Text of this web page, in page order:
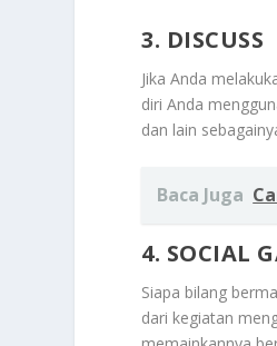
3. DISCUSS
Jika Anda
diri Anda
dan lain
Baca Juga
4. SOCIAL
Siapa bilang
dari kegiatan